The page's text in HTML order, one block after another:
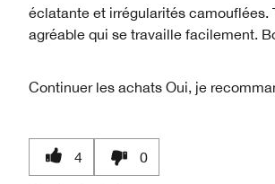
éclatante et irrégularités camouflées.
agréable qui se travaille facilement.
Continuer les achats Oui, je
4 0